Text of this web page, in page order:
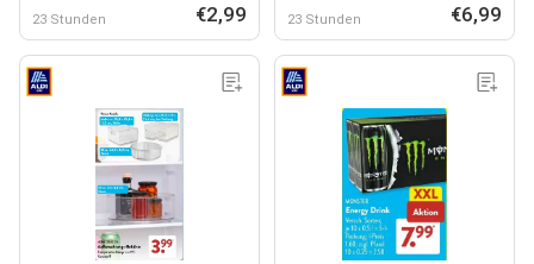
23 Stunden €2,99 23 Stunden €6,99